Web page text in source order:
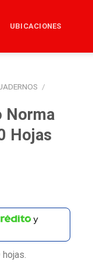
UBICACIONES
/
Norma
Hojas
y